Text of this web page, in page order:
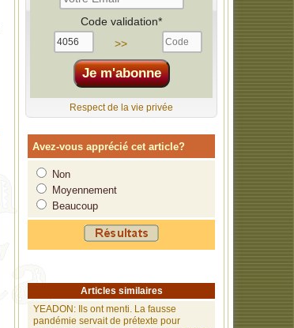
Code validation*
>>
Respect de la vie privée
Avez-vous apprécié cet article?
Non
Moyennement
Beaucoup
Articles similaires
YEADON: Ils ont menti. La fausse
pandémie servait de prétexte pour